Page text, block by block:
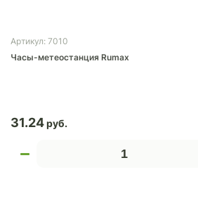
Артикул: 7010
Часы-метеостанция Rumax
31.24